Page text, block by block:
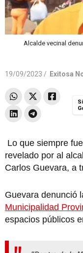
Alcalde vecinal
19/09/2023 / Exitosa
Lo que siempre
revelado por al
Carlos Guevara, a
Guevara denunció
Municipalidad
espacios públicos